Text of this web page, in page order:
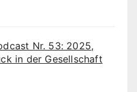
Nr. 53: 2025,
in der Gesellschaft